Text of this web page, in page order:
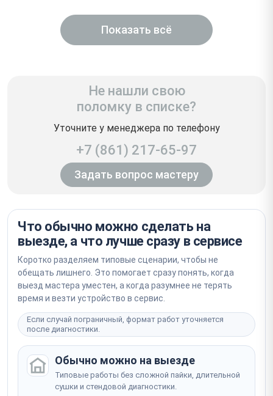
Показать всё
Не нашли свою
поломку в списке?
Уточните у менеджера по телефону
+7 (861) 217-65-97
Задать вопрос мастеру
Что обычно можно сделать на
выезде, а что лучше сразу в сервисе
Коротко разделяем типовые сценарии, чтобы не
обещать лишнего. Это помогает сразу понять, когда
выезд мастера уместен, а когда разумнее не терять
время и везти устройство в сервис.
Если случай пограничный, формат работ уточняется
после диагностики.
Обычно можно на выезде
Типовые работы без сложной пайки, длительной
сушки и стендовой диагностики.